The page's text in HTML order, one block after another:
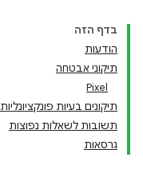
בדף הזה
הודעות
תיקוני אבטחה
Pixel
תיקונים בעיות פונקציונליות
תשובות לשאלות נפוצות
גרסאות